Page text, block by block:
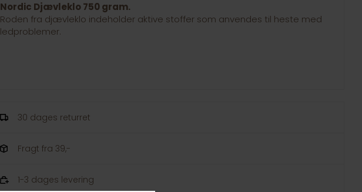
Nordic Djævleklo 750 gram.
Roden fra djævleklo indeholder aktive stoffer som anvendes til heste med
ledproblemer.
30 dages returret
Fragt fra 39,-
1-3 dages levering